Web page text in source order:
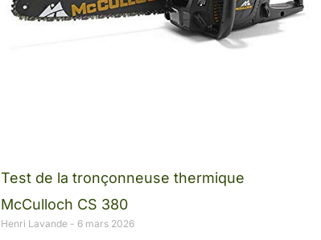
Test de la tronçonneuse thermique
McCulloch CS 380
Henri Lavande 6 mars 2026